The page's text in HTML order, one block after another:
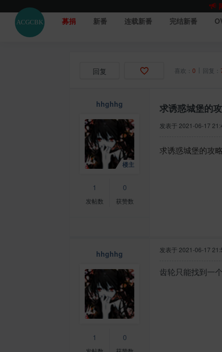
募捐 新番 连载新番 完结新番
回复 喜欢： 0 回复：
hhghhg
1
发帖数
0
获赞数
求诱惑城堡的
发表于 2021-06-17
求诱惑城堡的攻
hhghhg
1 0
发表于 2021-06-17
齿轮只能找到一